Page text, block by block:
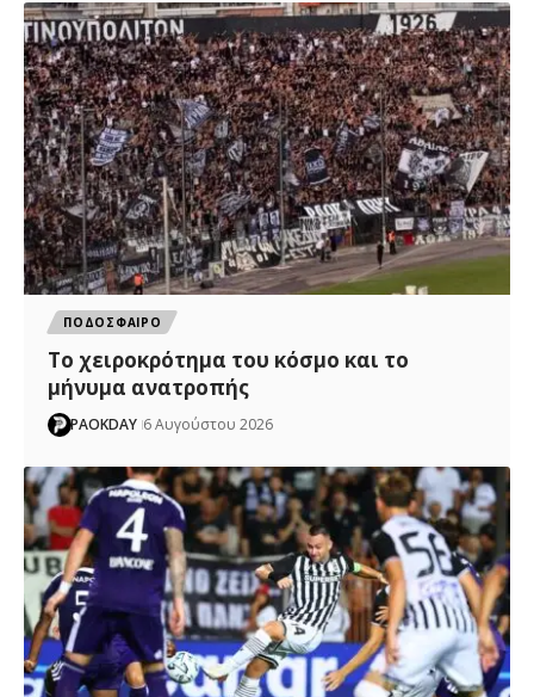
ΠΟΔΟΣΦΑΙΡΟ
Το χειροκρότημα του κόσμο και το
μήνυμα ανατροπής
PAOKDAY 6 Αυγούστου 2026